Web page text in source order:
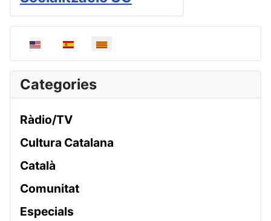
Seleccioni el seu idioma
Categories
Ràdio/TV
Cultura Catalana
Català
Comunitat
Especials